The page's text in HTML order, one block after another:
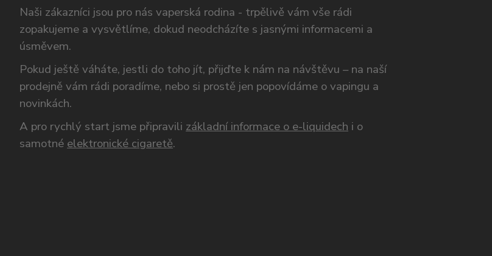
Naši zákazníci jsou pro nás vaperská rodina - trpělivě vám vše rádi
zopakujeme a vysvětlíme, dokud neodcházíte s jasnými informacemi a
úsměvem.
Pokud ještě váháte, jestli do toho jít, přijďte k nám na návštěvu – na naší
prodejně vám rádi poradíme, nebo si prostě jen popovídáme o vapingu a
novinkách.
A pro rychlý start jsme připravili základní informace o e-liquidech i o
samotné elektronické cigaretě.